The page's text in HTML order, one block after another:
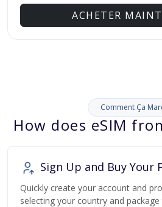
ACHETER
Comment Ça
How does eSIM
Sign Up and Buy Your
Quickly create your account and
selecting your country and package